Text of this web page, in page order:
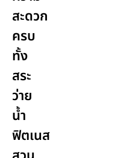
สะดวก
ครบ
ทั้ง
สระ
ว่าย
น้ำ
ฟิตเนส